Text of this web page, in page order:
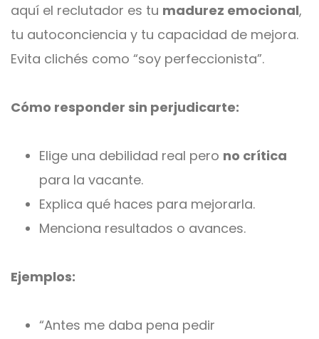
aquí el reclutador es tu madurez emocional,
tu autoconciencia y tu capacidad de mejora.
Evita clichés como “soy perfeccionista”.
Cómo responder sin perjudicarte:
Elige una debilidad real pero no crítica
para la vacante.
Explica qué haces para mejorarla.
Menciona resultados o avances.
Ejemplos:
“Antes me daba pena pedir